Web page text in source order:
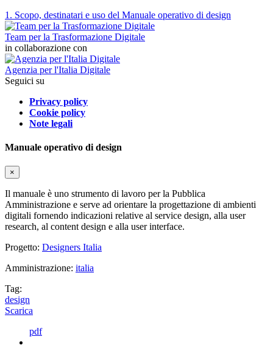
1. Scopo, destinatari e uso del Manuale operativo di design
Team per la Trasformazione Digitale
in collaborazione con
Agenzia per l'Italia Digitale
Seguici su
Privacy policy
Cookie policy
Note legali
Manuale operativo di design
×
Il manuale è uno strumento di lavoro per la Pubblica
Amministrazione e serve ad orientare la progettazione di ambienti
digitali fornendo indicazioni relative al service design, alla user
research, al content design e alla user interface.
Progetto: Designers Italia
Amministrazione: italia
Tag:
design
Scarica
pdf